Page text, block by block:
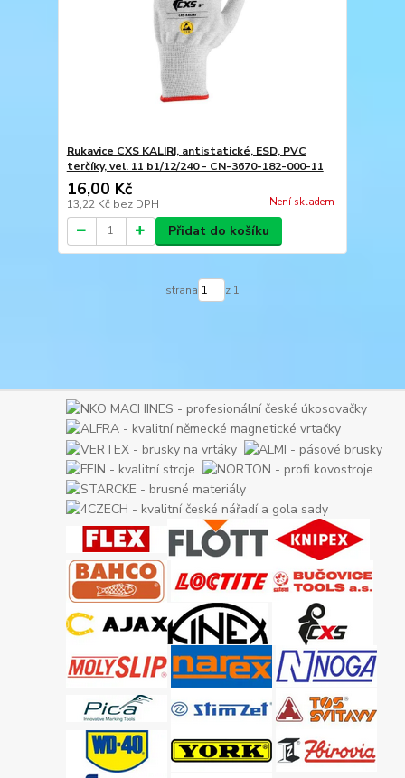
Rukavice CXS KALIRI, antistatické, ESD, PVC
terčíky, vel. 11 b1/12/240 - CN-3670-182-000-11
16,00 Kč
13,22 Kč bez DPH Není skladem
Přidat do košíku
strana z 1